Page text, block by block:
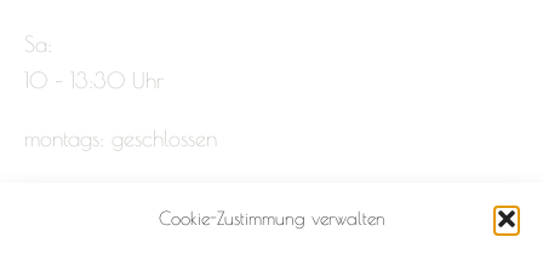
Cookie-Zustimmung verwalten
Sa:
10 – 13:30 Uhr
montags: geschlossen